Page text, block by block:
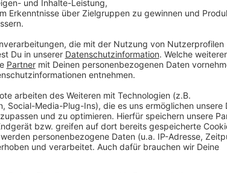
Wer keinen Akkubohrer hat, muss schneiden und
für unbegabte Kürbisschnitzerinnen und -schnitzer
Ausstechformen und einem Hammer. Die jeweilige
und vorsichtig mit dem Hammer daraufschlagen.
ausschnitzen.
Kürbis-Lifehack 3: Sägespäne benutzen
Anzeige